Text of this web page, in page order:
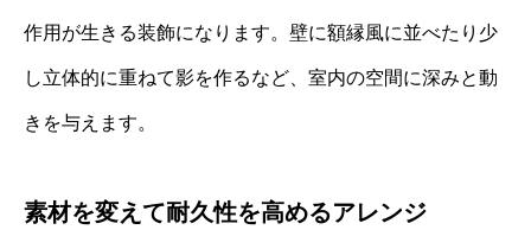
作用が生きる装飾になります。壁に額縁風に並べたり少
し立体的に重ねて影を作るなど、室内の空間に深みと動
きを与えます。
素材を変えて耐久性を高めるアレンジ